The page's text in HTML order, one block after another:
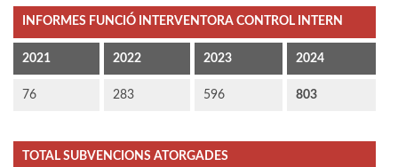
INFORMES FUNCIÓ INTERVENTORA CONTROL INTERN
2021 2022 2023 2024
76 283 596 803
TOTAL SUBVENCIONS ATORGADES